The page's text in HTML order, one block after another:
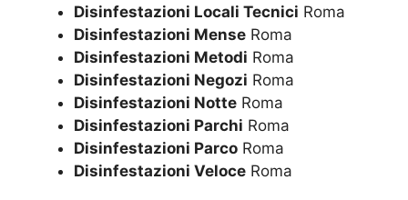
Disinfestazioni Locali Tecnici Roma
Disinfestazioni Mense Roma
Disinfestazioni Metodi Roma
Disinfestazioni Negozi Roma
Disinfestazioni Notte Roma
Disinfestazioni Parchi Roma
Disinfestazioni Parco Roma
Disinfestazioni Veloce Roma